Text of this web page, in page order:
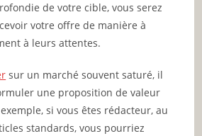
de votre cible, vous serez
votre offre de manière à
à leurs attentes.
sur un marché souvent saturé, il
une proposition de valeur
si vous êtes rédacteur, au
standards, vous pourriez